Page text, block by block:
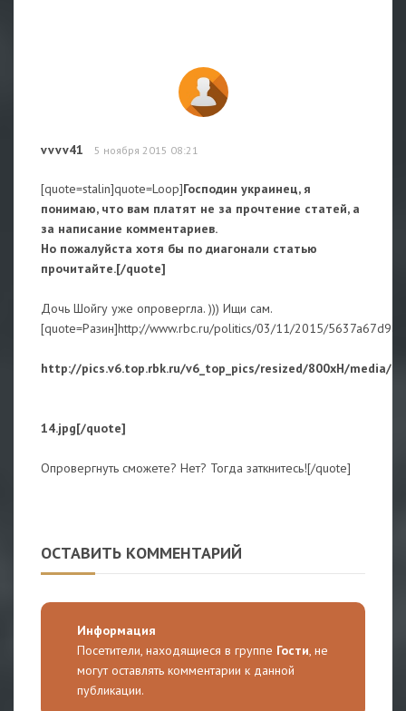
vvvv41 5 ноября 2015 08:21
[quote=stalin]quote=Loop]Господин украинец, я
понимаю, что вам платят не за прочтение статей, а
за написание комментариев.
Но пожалуйста хотя бы по диагонали статью
прочитайте.[/quote]
Дочь Шойгу уже опровергла. ))) Ищи сам.
[quote=Разин]http://www.rbc.ru/politics/03/11/2015/
http://pics.v6.top.rbk.ru/v6_top_pics/resized/800xH/media/
14.jpg[/quote]
Опровергнуть сможете? Нет? Тогда заткнитесь![/quote]
ОСТАВИТЬ КОММЕНТАРИЙ
Информация
Посетители, находящиеся в группе Гости , не
могут оставлять комментарии к данной
публикации.